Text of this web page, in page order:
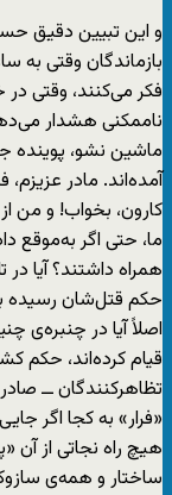
و این تبیین دقیق
بازماندگان وقتی
فکر می‌کنند، وقتی در
ناممکنی هشدار
ماشین نشو، پوینده
آمده‌اند. مادر عزیزم،
کارون، بخواب! و من
ما، حتی اگر به‌موقع
همراه داشتند؟ آیا
حکم قتل‌شان رسیده
اصلاً آیا در چنبره‌ی
قیام کرده‌اند، حکم
تظاهرکنندگان ــ
«فرار» به کجا اگر
هیچ راه نجاتی از
ساختار و همه‌ی